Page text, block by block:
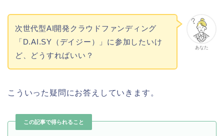
あなた
次世代型AI開発クラウドファンディング
「D.AI.SY（デイジー）」に参加したいけ
ど、どうすればいい？
こういった疑問にお答えしていきます。
この記事で得られること